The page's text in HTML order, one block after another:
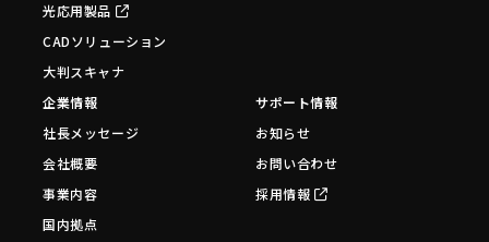
光応用製品
CADソリューション
大判スキャナ
企業情報
社長メッセージ
会社概要
事業内容
国内拠点
サポート情報
お知らせ
お問い合わせ
採用情報